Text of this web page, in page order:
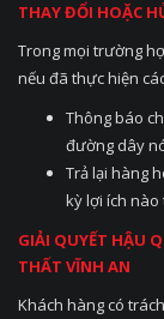
THAY ĐỔI HOẶC
Trong mọi trường
nếu đã thực hiện
Thông báo
đường dây
Trả lại hàng
kỳ lợi ích
GIẢI QUYẾT HẬU
THẤT VĨNH AN
Khách hàng có